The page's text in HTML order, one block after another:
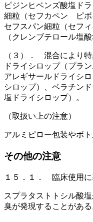
ピジンヒベンズ酸塩ド
細粒（セフカペン ピボ
セフスパン細粒（セフ
（クレンブテロール塩酸
（３）． 混合により
ドライシロップ（プラ
アレギサールドライシ
シロップ）、ベラチン
塩ドライシロップ）。
（取扱い上の注意）
アルミピロー包装やボ
その他の注意
１５．１． 臨床使用に
スプラタストトシル酸
臭が発現することがある